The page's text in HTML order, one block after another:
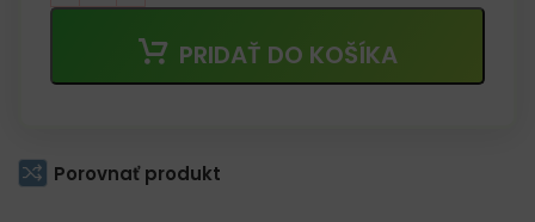
PRIDAŤ DO KOŠÍKA
Porovnať produkt